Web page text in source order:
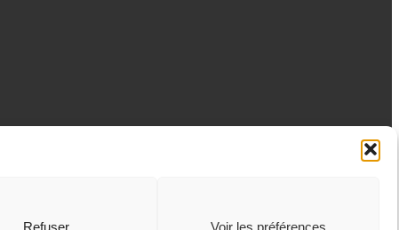
Refuser Voir les préférences